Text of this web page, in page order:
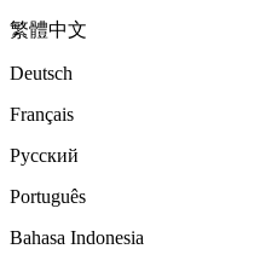
繁體中文
Deutsch
Français
Русский
Português
Bahasa Indonesia